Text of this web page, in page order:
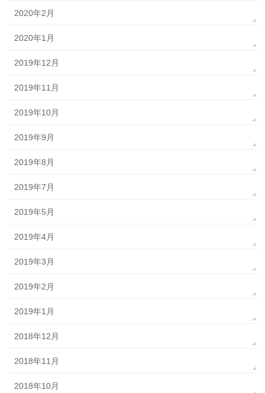
2020年2月
2020年1月
2019年12月
2019年11月
2019年10月
2019年9月
2019年8月
2019年7月
2019年5月
2019年4月
2019年3月
2019年2月
2019年1月
2018年12月
2018年11月
2018年10月